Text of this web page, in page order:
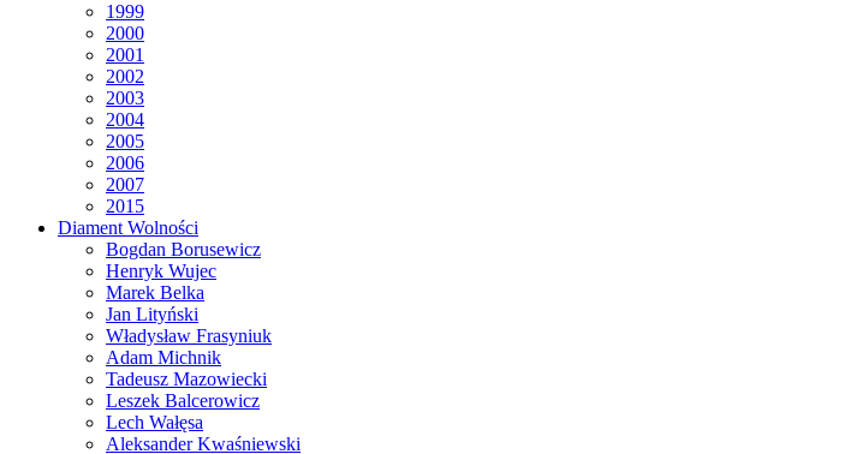
1999
2000
2001
2002
2003
2004
2005
2006
2007
2015
Diament Wolności
Bogdan Borusewicz
Henryk Wujec
Marek Belka
Jan Lityński
Władysław Frasyniuk
Adam Michnik
Tadeusz Mazowiecki
Leszek Balcerowicz
Lech Wałęsa
Aleksander Kwaśniewski